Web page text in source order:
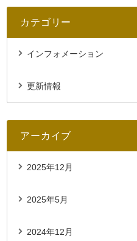
カテゴリー
インフォメーション
更新情報
アーカイブ
2025年12月
2025年5月
2024年12月